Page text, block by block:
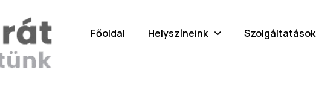
Főoldal Helyszíneink Szolgáltatások